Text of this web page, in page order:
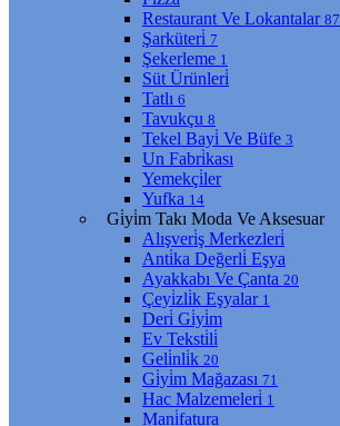
Restaurant Ve Lokantalar 87
Şarküteri̇ 7
Şekerleme 1
Süt Ürünleri̇
Tatlı 6
Tavukçu 8
Tekel Bayi̇ Ve Büfe 3
Un Fabri̇kası
Yemekçi̇ler
Yufka 14
Gi̇yi̇m Takı Moda Ve Aksesuar
Alışveri̇ş Merkezleri̇
Anti̇ka Değerli̇ Eşya
Ayakkabı Ve Çanta 20
Çeyi̇zli̇k Eşyalar 1
Deri̇ Gi̇yi̇m
Ev Teksti̇li̇
Geli̇nli̇k 20
Gi̇yi̇m Mağazası 71
Hac Malzemeleri̇ 1
Mani̇fatura